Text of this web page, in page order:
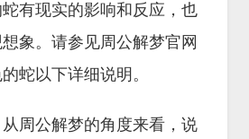
有现实的影响和反应，也
象。请参见周公解梦官网
蛇以下详细说明。
周公解梦的角度来看，说